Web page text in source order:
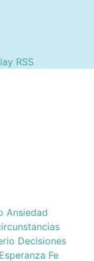
RSS
Ansiedad
Decisiones
Esperanza Fe